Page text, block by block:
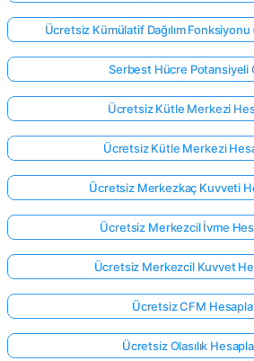
Ücretsiz Kümülatif Dağılım Fonksiyonu
Serbest Hücre Potansiyeli
Ücretsiz Kütle Merkezi
Ücretsiz Kütle Merkezi
Ücretsiz Merkezkaç Kuvveti
Ücretsiz Merkezcil İvme
Ücretsiz Merkezcil Kuvvet
Ücretsiz CFM
Ücretsiz Olasılık